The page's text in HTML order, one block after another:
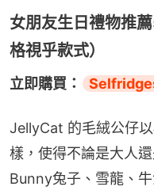
女朋友生日禮物推
格視乎款式）
立即購買：
JellyCat 的毛絨公仔
樣，使得不論是大人
Bunny兔子、雪龍、